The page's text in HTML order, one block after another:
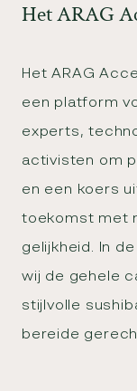
HetARAGA
Het ARAG
een platform
experts,
activisten om
en een koers
toekomst met
gelijkheid. In
wij de gehele
stijlvolle
bereide